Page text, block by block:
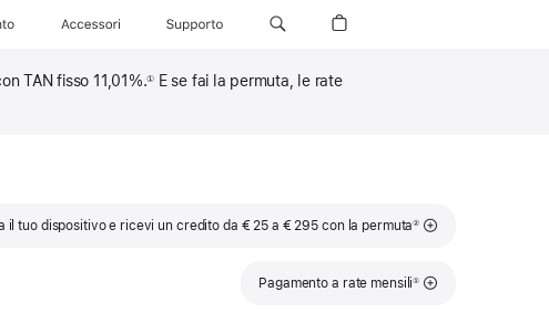
Accessori Supporto
TAN fisso 11,01%.① E se fai la permuta, le rate
il tuo dispositivo e ricevi un credito da € 25 a € 295 con la permuta
Nota
②
Pagamento a rate mensili
Nota
①